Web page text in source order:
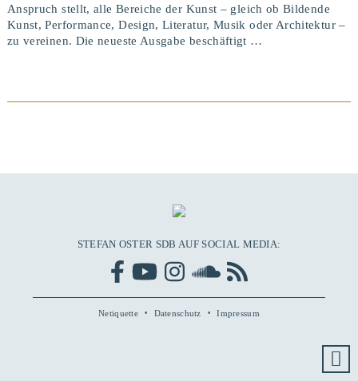
Anspruch stellt, alle Bereiche der Kunst – gleich ob Bildende
Kunst, Performance, Design, Literatur, Musik oder Architektur –
zu vereinen. Die neueste Ausgabe beschäftigt …
STEFAN OSTER SDB AUF SOCIAL MEDIA:
Netiquette Datenschutz Impressum